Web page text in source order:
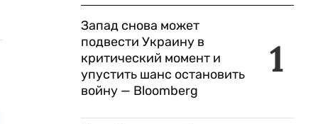
1
Запад снова может
подвести Украину в
критический момент и
упустить шанс остановить
войну — Bloomberg